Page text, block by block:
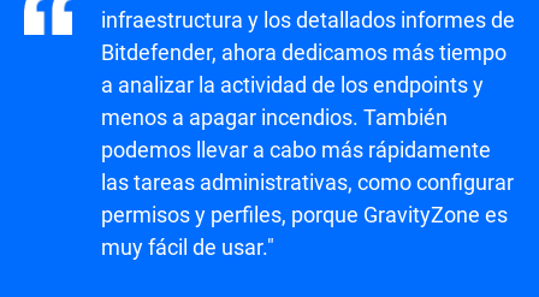
infraestructura y los detallados informes de
Bitdefender, ahora dedicamos más tiempo
a analizar la actividad de los endpoints y
menos a apagar incendios. También
podemos llevar a cabo más rápidamente
las tareas administrativas, como configurar
permisos y perfiles, porque GravityZone es
muy fácil de usar."